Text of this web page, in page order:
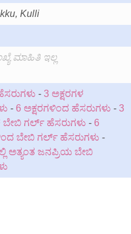
Kulli
ಮಾಹಿತಿ ಇಲ್ಲ
- 3 ಅಕ್ಷರಗಳ
- 6 ಅಕ್ಷರಗಳಿಂದ ಹೆಸರುಗಳು - 3
ಬೇಬಿ ಗರ್ಲ್ ಹೆಸರುಗಳು - 6
ಬೇಬಿ ಗರ್ಲ್ ಹೆಸರುಗಳು -
ಅತ್ಯಂತ ಜನಪ್ರಿಯ ಬೇಬಿ